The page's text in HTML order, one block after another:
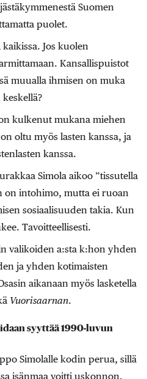
Suomen
puolet.
Jos kuolen
Kansallispuistot
muualla ihmisen on muka
kulkenut mukana miehen
oltu myös lasten kanssa, ja
kanssa.
Simola aikoo ”tissutella
on intohimo, mutta ei ruoan
sosiaalisuuden takia. Kun
Tavoitteellisesti.
valikoiden a:sta k:hon yhden
ja yhden kotimaisten
aikanaan myös lasketella
Vuori­saarnan.
syyttää 1990-luvun
Simolalle kodin perua, sillä
isänmaa voitti uskonnon.